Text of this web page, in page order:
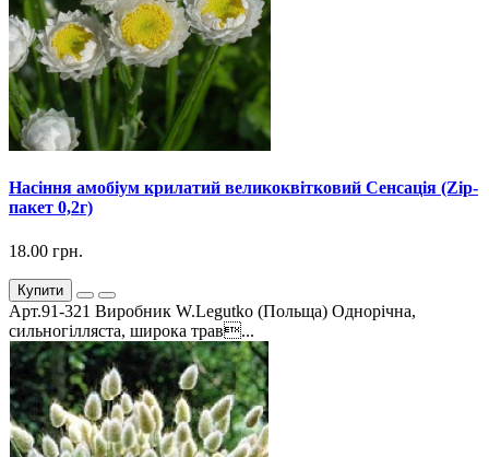
Насіння амобіум крилатий великоквітковий Сенсація (Zip-
пакет 0,2г)
18.00 грн.
Купити
Арт.91-321 Виробник W.Legutko (Польща) Однорічна,
сильногілляста, широка трав...